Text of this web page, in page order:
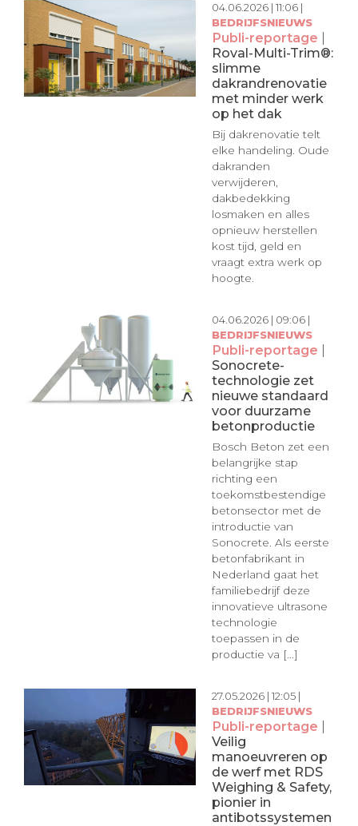
04.06.2026 | 11:06 |
BEDRIJFSNIEUWS
Publi-reportage |
Roval-Multi-Trim®:
slimme
dakrandrenovatie
met minder werk
op het dak
Bij dakrenovatie telt
elke handeling. Oude
dakranden
verwijderen,
dakbedekking
losmaken en alles
opnieuw herstellen
kost tijd, geld en
vraagt extra werk op
hoogte.
04.06.2026 | 09:06 |
BEDRIJFSNIEUWS
Publi-reportage |
Sonocrete-
technologie zet
nieuwe standaard
voor duurzame
betonproductie
Bosch Beton zet een
belangrijke stap
richting een
toekomstbestendige
betonsector met de
introductie van
Sonocrete. Als eerste
betonfabrikant in
Nederland gaat het
familiebedrijf deze
innovatieve ultrasone
technologie
toepassen in de
productie va [...]
27.05.2026 | 12:05 |
BEDRIJFSNIEUWS
Publi-reportage |
Veilig
manoeuvreren op
de werf met RDS
Weighing & Safety,
pionier in
antibotssystemen